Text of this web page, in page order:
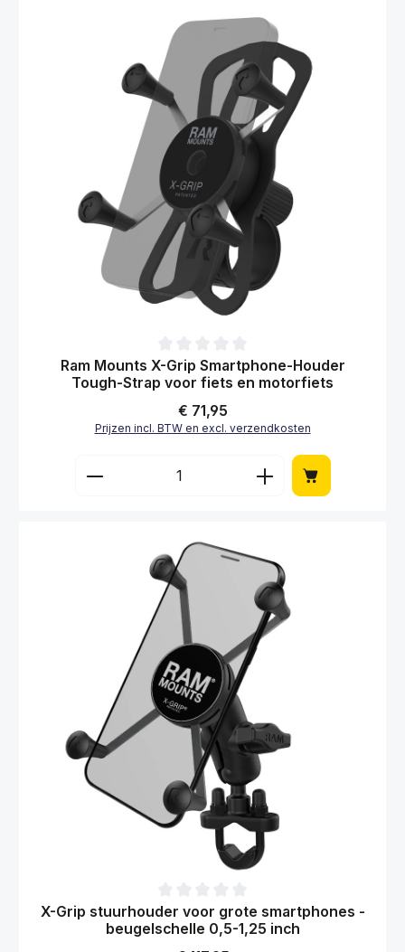
Gemiddelde waardering van 0 van 5 sterren
Ram Mounts X-Grip Smartphone-Houder
Tough-Strap voor fiets en motorfiets
Normale prijs:
€ 71,95
Prijzen incl. BTW en excl. verzendkosten
Producthoeveelheid: Voer de gewenste
Gemiddelde waardering van 0 van 5 sterren
X-Grip stuurhouder voor grote smartphones -
beugelschelle 0,5-1,25 inch